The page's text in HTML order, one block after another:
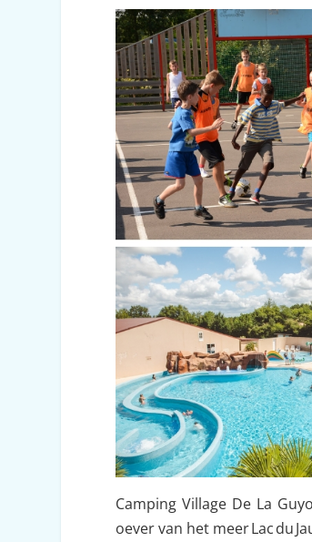
Camping Village De La
oever van het meer Lac du